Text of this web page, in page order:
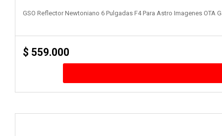
GSO Reflector Newtoniano 6 Pulgadas F4 Para Astro Imagenes OTA
$ 559.000